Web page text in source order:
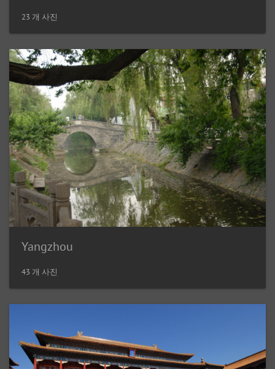
23 개 사진
Yangzhou
43 개 사진